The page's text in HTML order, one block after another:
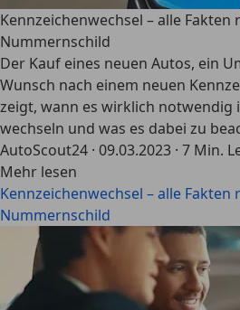
Kennzeichenwechsel – alle
Nummernschild
Der Kauf eines neuen Autos, ein
Wunsch nach einem neuen
zeigt, wann es wirklich notwendig
wechseln und was es dabei zu
AutoScout24 · 09.03.2023 · 7 Min.
Mehr lesen
Kennzeichenwechsel – alle
Nummernschild